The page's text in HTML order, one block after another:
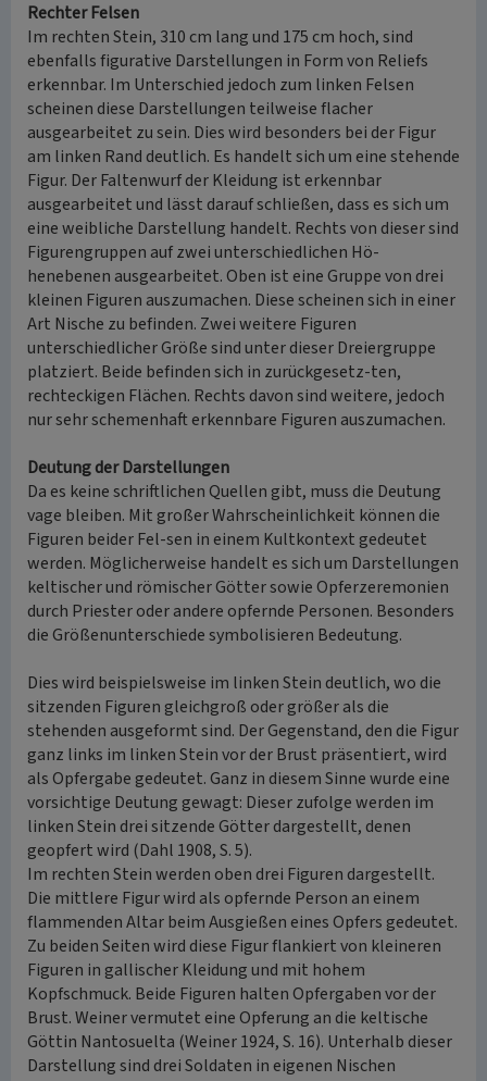
Rechter Felsen
Im rechten Stein, 310 cm lang und 175 cm hoch, sind
ebenfalls figurative Darstellungen in Form von Reliefs
erkennbar. Im Unterschied jedoch zum linken Felsen
scheinen diese Darstellungen teilweise flacher
ausgearbeitet zu sein. Dies wird besonders bei der Figur
am linken Rand deutlich. Es handelt sich um eine stehende
Figur. Der Faltenwurf der Kleidung ist erkennbar
ausgearbeitet und lässt darauf schließen, dass es sich um
eine weibliche Darstellung handelt. Rechts von dieser sind
Figurengruppen auf zwei unterschiedlichen Hö-
henebenen ausgearbeitet. Oben ist eine Gruppe von drei
kleinen Figuren auszumachen. Diese scheinen sich in einer
Art Nische zu befinden. Zwei weitere Figuren
unterschiedlicher Größe sind unter dieser Dreiergruppe
platziert. Beide befinden sich in zurückgesetz-ten,
rechteckigen Flächen. Rechts davon sind weitere, jedoch
nur sehr schemenhaft erkennbare Figuren auszumachen.
Deutung der Darstellungen
Da es keine schriftlichen Quellen gibt, muss die Deutung
vage bleiben. Mit großer Wahrscheinlichkeit können die
Figuren beider Fel-sen in einem Kultkontext gedeutet
werden. Möglicherweise handelt es sich um Darstellungen
keltischer und römischer Götter sowie Opferzeremonien
durch Priester oder andere opfernde Personen. Besonders
die Größenunterschiede symbolisieren Bedeutung.
Dies wird beispielsweise im linken Stein deutlich, wo die
sitzenden Figuren gleichgroß oder größer als die
stehenden ausgeformt sind. Der Gegenstand, den die Figur
ganz links im linken Stein vor der Brust präsentiert, wird
als Opfergabe gedeutet. Ganz in diesem Sinne wurde eine
vorsichtige Deutung gewagt: Dieser zufolge werden im
linken Stein drei sitzende Götter dargestellt, denen
geopfert wird (Dahl 1908, S. 5).
Im rechten Stein werden oben drei Figuren dargestellt.
Die mittlere Figur wird als opfernde Person an einem
flammenden Altar beim Ausgießen eines Opfers gedeutet.
Zu beiden Seiten wird diese Figur flankiert von kleineren
Figuren in gallischer Kleidung und mit hohem
Kopfschmuck. Beide Figuren halten Opfergaben vor der
Brust. Weiner vermutet eine Opferung an die keltische
Göttin Nantosuelta (Weiner 1924, S. 16). Unterhalb dieser
Darstellung sind drei Soldaten in eigenen Nischen